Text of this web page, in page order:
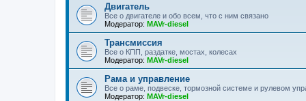
Двигатель
Все о двигателе и обо всем, что с ним связано
Модератор: MAVr-diesel
Трансмиссия
Все о КПП, раздатке, мостах, колесах
Модератор: MAVr-diesel
Рама и управление
Все о раме, подвеске, тормозной системе и рулевом
Модератор: MAVr-diesel